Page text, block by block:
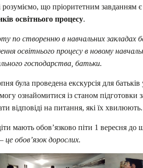
що пріоритетним завданням є
освітнього процесу.
по створенню в навчальних закладах
освітнього процесу в новому
господарства, батьки.
була проведена екскурсія для батьків
ознайомитися із станом
відповіді на питання, які їх хвилюють.
мають обов’язково піти 1 вересня до
це обов’язок дорослих.